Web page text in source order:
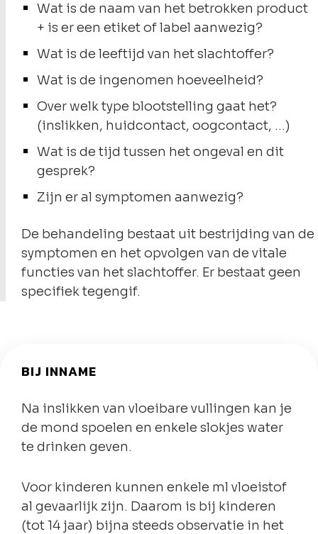
Wat is de naam van het betrokken product
+ is er een etiket of label aanwezig?
Wat is de leeftijd van het slachtoffer?
Wat is de ingenomen hoeveelheid?
Over welk type blootstelling gaat het?
(inslikken, huidcontact, oogcontact, …)
Wat is de tijd tussen het ongeval en dit
gesprek?
Zijn er al symptomen aanwezig?
De behandeling bestaat uit bestrijding van de
symptomen en het opvolgen van de vitale
functies van het slachtoffer. Er bestaat geen
specifiek tegengif.
BIJ INNAME
Na inslikken van vloeibare vullingen kan je
de mond spoelen en enkele slokjes water
te drinken geven.
Voor kinderen kunnen enkele ml vloeistof
al gevaarlijk zijn. Daarom is bij kinderen
(tot 14 jaar) bijna steeds observatie in het